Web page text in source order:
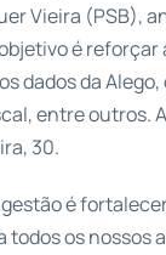
Vieira (PSB),
é
dados da
entre outros.
30.
é
os nossos